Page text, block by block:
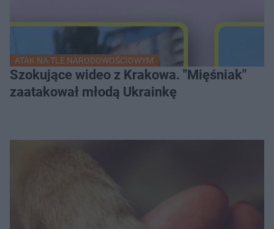
ATAK NA TLE NARODOWOŚCIOWYM
Szokujące wideo z Krakowa. "Mięśniak"
zaatakował młodą Ukrainkę